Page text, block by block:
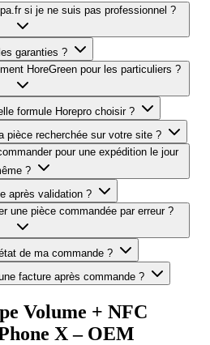
si je ne suis pas professionnel ?
garanties ?
HoreGreen pour les particuliers ?
formule Horepro choisir ?
pièce recherchée sur votre site ?
pour une expédition le jour
?
après validation ?
une pièce commandée par erreur ?
de ma commande ?
facture après commande ?
Volume + NFC
X – OEM